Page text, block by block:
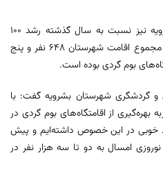
وی با بیان اینکه بازدید از کویر بشرویه نیز نسبت به سال گذشته رشد 100
درصدی داشته است، تصریح کرد: از مجموع اقامت شهرستان 648 نفر و پنج
بوم گردی بوده است.
گردشگری شهرستان بشرویه گفت: با
بهره‌گیری از اقامتگاه‌های بوم گردی در
خوبی در این خصوص داشته‌ایم و پیش
امسال به دو تا سه هزار نفر در